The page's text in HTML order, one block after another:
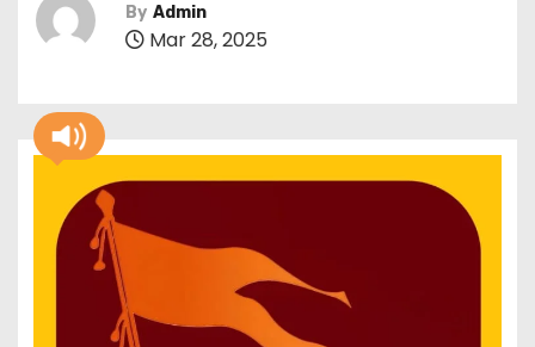
By Admin
Mar 28, 2025